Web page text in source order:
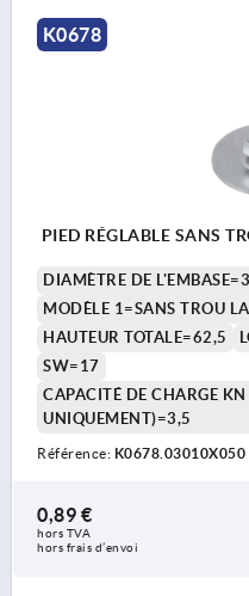
K0678
PIED RÉGLABLE SANS
DIAMÈTRE DE
MODÈLE 1=SANS TROU
HAUTEUR TOTALE=62,5
SW=17
CAPACITÉ DE CHARGE
UNIQUEMENT)=3,5
Référence: K0678.03010X050
0,89 €
hors TVA
hors frais d’envoi